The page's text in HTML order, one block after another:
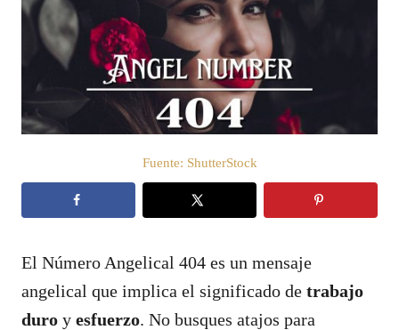
c
Fuente: ShutterStock
El Número Angelical 404 es un mensaje
angelical que implica el significado de trabajo
duro y esfuerzo. No busques atajos para